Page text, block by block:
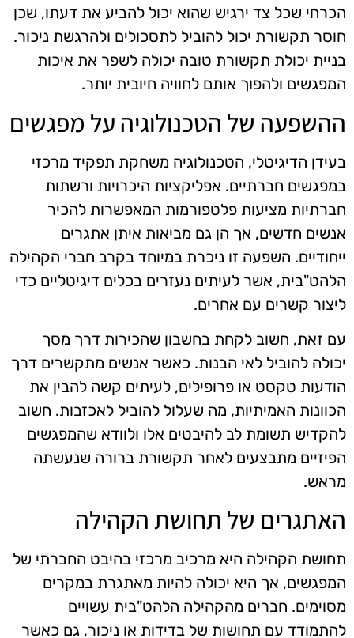
הכרחי שכל צד ירגיש שהוא יכול להביע את דעתו, שכן
חוסר תקשורת יכול להוביל לתסכולים ולהרגשת ניכור.
בניית יכולת תקשורת טובה יכולה לשפר את איכות
המפגשים ולהפוך אותם לחוויה חיובית יותר.
ההשפעה של הטכנולוגיה על מפגשים
בעידן הדיגיטלי, הטכנולוגיה משחקת תפקיד מרכזי
במפגשים חברתיים. אפליקציות היכרויות ורשתות
חברתיות מציעות פלטפורמות המאפשרות להכיר
אנשים חדשים, אך הן גם מביאות איתן אתגרים
ייחודיים. השפעה זו ניכרת במיוחד בקרב חברי הקהילה
הלהט"בית, אשר לעיתים נעזרים בכלים דיגיטליים כדי
ליצור קשרים עם אחרים.
עם זאת, חשוב לקחת בחשבון שהכירות דרך מסך
יכולה להוביל לאי הבנות. כאשר אנשים מתקשרים דרך
הודעות טקסט או פרופילים, לעיתים קשה להבין את
הכוונות האמיתיות, מה שעלול להוביל לאכזבות. חשוב
להקדיש תשומת לב להיבטים אלו ולוודא שהמפגשים
הפיזיים מתבצעים לאחר תקשורת ברורה שנעשתה
מראש.
האתגרים של תחושת הקהילה
תחושת הקהילה היא מרכיב מרכזי בהיבט החברתי של
המפגשים, אך היא יכולה להיות מאתגרת במקרים
מסוימים. חברים מהקהילה הלהט"בית עשויים
להתמודד עם תחושות של בדידות או ניכור, גם כאשר